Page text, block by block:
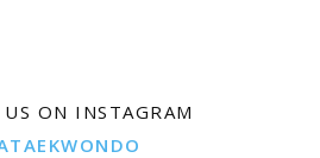
ON INSTAGRAM